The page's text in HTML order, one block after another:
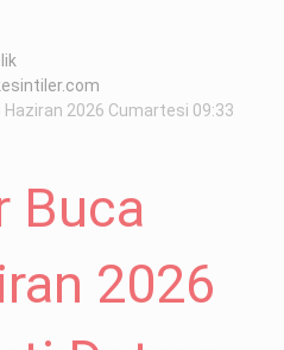
Haziran 2026 Cumartesi 09:33
Buca
2026